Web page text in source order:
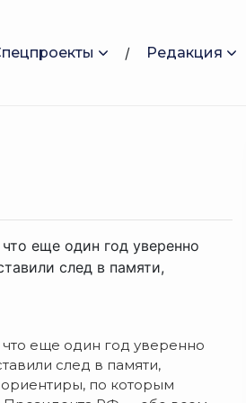
Редакция
еще один год уверенно
след в памяти,
еще один год уверенно
след в памяти,
ориентиры, по которым